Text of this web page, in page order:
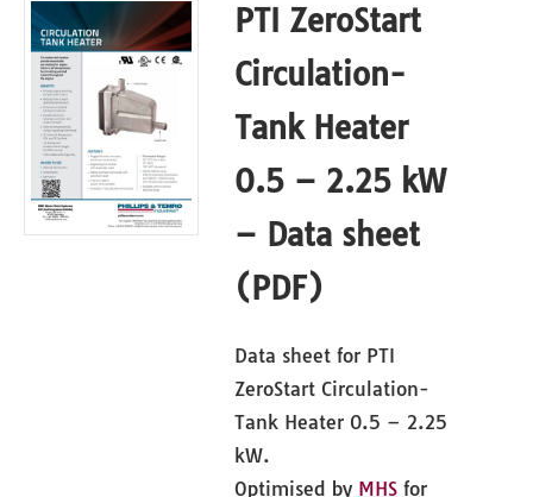
PTI ZeroStart
Circulation-
Tank Heater
0.5 – 2.25 kW
– Data sheet
(PDF)
Data sheet for PTI
ZeroStart Circulation-
Tank Heater 0.5 – 2.25
kW.
Optimised by MHSfor